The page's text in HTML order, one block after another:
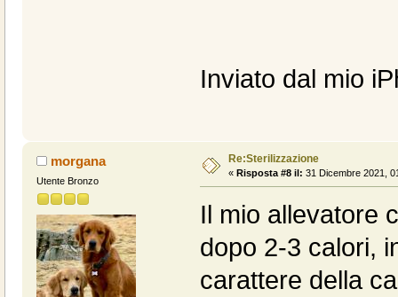
Inviato dal mio
morgana
Utente Bronzo
Re:Sterilizzazione
« Risposta #8 il: 31 Dicembre 2021,
Il mio allevatore
dopo 2-3 calori,
carattere della